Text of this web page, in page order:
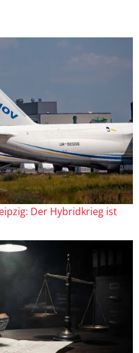
Der Hybridkrieg ist